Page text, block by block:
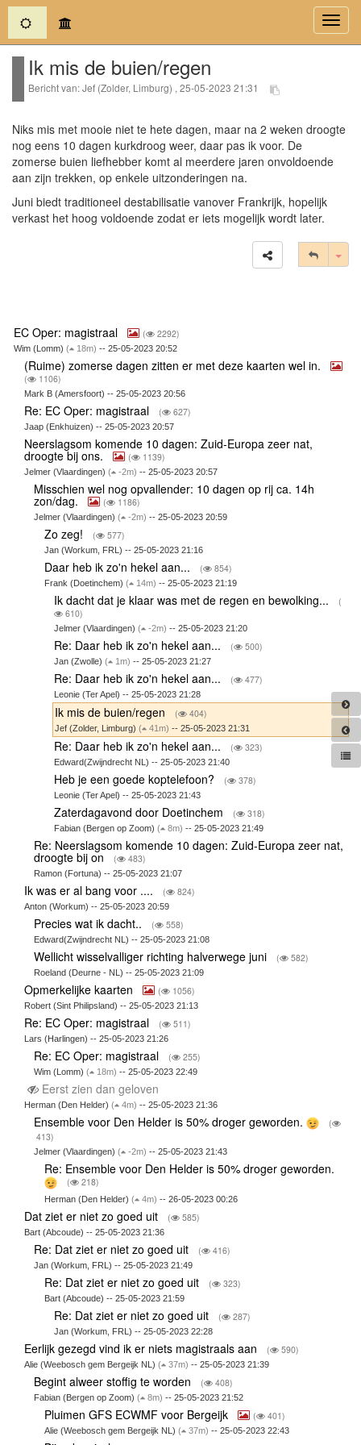
(current)
Ik mis de buien/regen
Bericht van: Jef (Zolder, Limburg) , 25-05-2023 21:31
Niks mis met mooie niet te hete dagen, maar na 2 weken droogte
nog eens 10 dagen kurkdroog weer, daar pas ik voor. De
zomerse buien liefhebber komt al meerdere jaren onvoldoende
aan zijn trekken, op enkele uitzonderingen na.
Juni biedt traditioneel destabilisatie vanover Frankrijk, hopelijk
verkast het hoog voldoende zodat er iets mogelijk wordt later.
EC Oper: magistraal ( 2292)
Wim (Lomm) ( 18m) -- 25-05-2023 20:52
(Ruime) zomerse dagen zitten er met deze kaarten wel in.
( 1106)
Mark B (Amersfoort) -- 25-05-2023 20:56
Re: EC Oper: magistraal ( 627)
Jaap (Enkhuizen) -- 25-05-2023 20:57
Neerslagsom komende 10 dagen: Zuid-Europa zeer nat,
droogte bij ons. ( 1139)
Jelmer (Vlaardingen) ( -2m) -- 25-05-2023 20:57
Misschien wel nog opvallender: 10 dagen op rij ca. 14h
zon/dag. ( 1186)
Jelmer (Vlaardingen)( -2m) -- 25-05-2023 20:59
Zo zeg! ( 577)
Jan (Workum, FRL) -- 25-05-2023 21:16
Daar heb ik zo'n hekel aan... ( 854)
Frank (Doetinchem) ( 14m) -- 25-05-2023 21:19
Ik dacht dat je klaar was met de regen en bewolking...
(
610)
Jelmer (Vlaardingen)( -2m) -- 25-05-2023 21:20
Re: Daar heb ik zo'n hekel aan... ( 500)
Jan (Zwolle)( 1m) -- 25-05-2023 21:27
Re: Daar heb ik zo'n hekel aan... ( 477)
Leonie (Ter Apel) -- 25-05-2023 21:28
Ik mis de buien/regen ( 404)
Jef (Zolder, Limburg)( 41m) -- 25-05-2023 21:31
Re: Daar heb ik zo'n hekel aan... ( 323)
Edward(Zwijndrecht NL) -- 25-05-2023 21:40
Heb je een goede koptelefoon? ( 378)
Leonie (Ter Apel) -- 25-05-2023 21:43
Zaterdagavond door Doetinchem ( 318)
Fabian (Bergen op Zoom)( 8m) -- 25-05-2023 21:49
Re: Neerslagsom komende 10 dagen: Zuid-Europa zeer nat,
droogte bij on ( 483)
Ramon (Fortuna) -- 25-05-2023 21:07
Ik was er al bang voor .... ( 824)
Anton (Workum) -- 25-05-2023 20:59
Precies wat ik dacht.. ( 558)
Edward(Zwijndrecht NL) -- 25-05-2023 21:08
Wellicht wisselvalliger richting halverwege juni ( 582)
Roeland (Deurne - NL) -- 25-05-2023 21:09
Opmerkelijke kaarten ( 1056)
Robert (Sint Philipsland) -- 25-05-2023 21:13
Re: EC Oper: magistraal ( 511)
Lars (Harlingen) -- 25-05-2023 21:26
Re: EC Oper: magistraal ( 255)
Wim (Lomm)( 18m) -- 25-05-2023 22:49
Eerst zien dan geloven
Herman (Den Helder) ( 4m) -- 25-05-2023 21:36
Ensemble voor Den Helder is 50% droger geworden.
(
413)
Jelmer (Vlaardingen)( -2m) -- 25-05-2023 21:43
Re: Ensemble voor Den Helder is 50% droger geworden.
( 218)
Herman (Den Helder) ( 4m) -- 26-05-2023 00:26
Dat ziet er niet zo goed uit ( 585)
Bart (Abcoude) -- 25-05-2023 21:36
Re: Dat ziet er niet zo goed uit ( 416)
Jan (Workum, FRL) -- 25-05-2023 21:49
Re: Dat ziet er niet zo goed uit ( 323)
Bart (Abcoude) -- 25-05-2023 21:59
Re: Dat ziet er niet zo goed uit ( 287)
Jan (Workum, FRL) -- 25-05-2023 22:28
Eerlijk gezegd vind ik er niets magistraals aan ( 590)
Alie (Weebosch gem Bergeijk NL) ( 37m) -- 25-05-2023 21:39
Begint alweer stoffig te worden ( 408)
Fabian (Bergen op Zoom)( 8m) -- 25-05-2023 21:52
Pluimen GFS ECWMF voor Bergeijk ( 401)
Alie (Weebosch gem Bergeijk NL) ( 37m) -- 25-05-2023 22:43